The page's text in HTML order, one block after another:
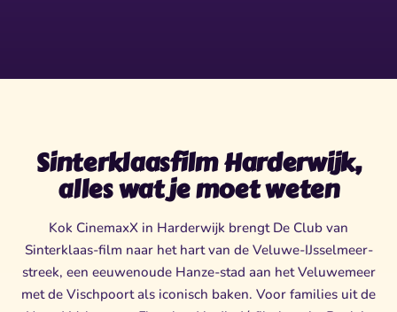
Sinterklaasfilm Harderwijk,
alles wat je moet weten
Kok CinemaxX in Harderwijk brengt De Club van
Sinterklaas-film naar het hart van de Veluwe-IJsselmeer-
streek, een eeuwenoude Hanze-stad aan het Veluwemeer
met de Vischpoort als iconisch baken. Voor families uit de